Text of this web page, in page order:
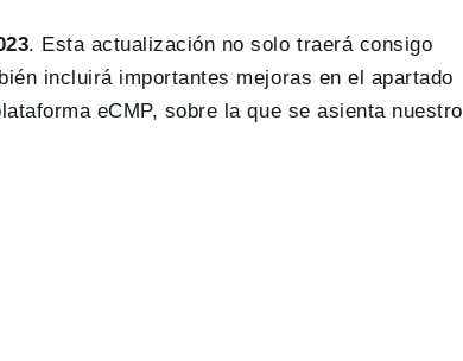
. Esta actualización no solo traerá consigo
incluirá importantes mejoras en el apartado
eCMP, sobre la que se asienta nuestro